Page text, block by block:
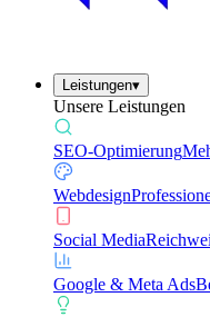
Leistungen▾
Unsere Leistungen
SEO-Optimierung
Webdesign
Social Media
Google & Meta Ads